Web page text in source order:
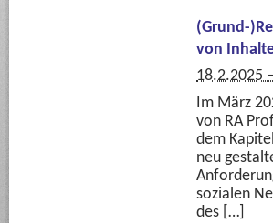
(Grund-
von
18.2.2025
Im März
von RA
dem
neu
sozialen
des […]